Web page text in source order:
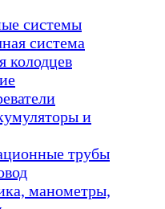
системы
система
колодцев
и
трубы
манометры,